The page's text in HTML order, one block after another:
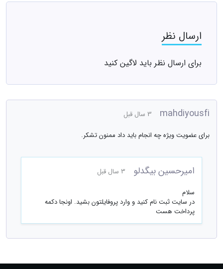
ارسال نظر
برای ارسال نظر باید لاگین کنید
mahdiyousfi
3 سال قبل
برای عضویت ویژه چه انجام باید داد ممنون تشکر.
امیرحسین بیگدلو
3 سال قبل
سلام
در سایت ثبت نام کنید و وارد پروفایلتون بشید. اونجا دکمه
پرداخت هست